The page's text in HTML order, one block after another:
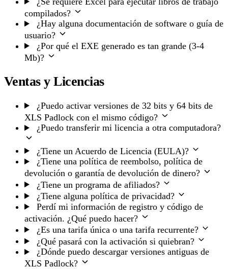
compilados?
¿Hay alguna documentación de software o guía de
usuario?
¿Por qué el EXE generado es tan grande (3-4
Mb)?
Ventas y Licencias
¿Puedo activar versiones de 32 bits y 64 bits de
XLS Padlock con el mismo código?
¿Puedo transferir mi licencia a otra computadora?
¿Tiene un Acuerdo de Licencia (EULA)?
¿Tiene una política de reembolso, política de
devolución o garantía de devolución de dinero?
¿Tiene un programa de afiliados?
¿Tiene alguna política de privacidad?
Perdí mi información de registro y código de
activación. ¿Qué puedo hacer?
¿Es una tarifa única o una tarifa recurrente?
¿Qué pasará con la activación si quiebran?
¿Dónde puedo descargar versiones antiguas de
XLS Padlock?